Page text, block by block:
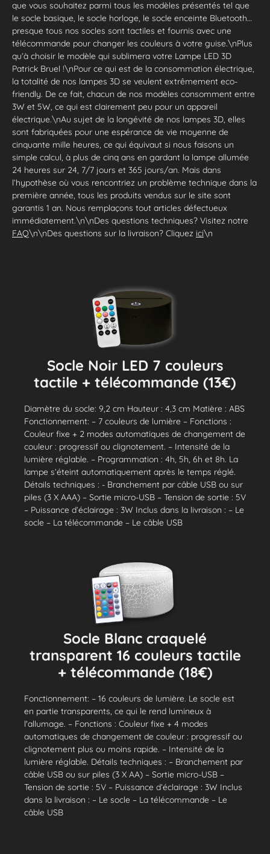
que vous souhaitez parmi tous les modèles présentés tel que
le socle basique, le socle horloge, le socle enceinte Bluetooth…
presque tous nos socles sont tactiles et fournis avec une
télécommande pour changer les couleurs à votre guise.\nPlus
qu’à choisir le modèle qui sublimera votre Lampe LED 3D
Patrick Bruel !\nPour ce qui est de la consommation électrique,
la totalité de nos lampes 3D se veulent extrêmement eco-
friendly. De ce fait, chacun de nos modèles consomment entre
3W et 5W, ce qui est clairement peu pour un appareil
électrique.\nAu sujet de la longévité de nos lampes 3D, elles
sont fabriquées pour une espérance de vie moyenne de
cinquante mille heures, ce qui équivaut si nous faisons un
simple calcul, à plus de cinq ans en gardant la lampe allumée
24 heures sur 24, 7/7 jours et 365 jours/an. Mais dans
l’hypothèse où vous rencontriez un problème technique dans la
première année, tous les produits vendus sur le site sont
garantis 1 an. Nous remplaçons tout articles défectueux
immédiatement.\n\nDes questions techniques? Visitez notre
FAQ\n\nDes questions sur la livraison? Cliquez ici\n
Socle Noir LED 7 couleurs
tactile + télécommande (13€)
Diamètre du socle: 9,2 cm Hauteur : 4,3 cm Matière : ABS
Fonctionnement: – 7 couleurs de lumière – Fonctions :
Couleur fixe + 2 modes automatiques de changement de
couleur : progressif ou clignotement. – Intensité de la
lumière réglable. – Programmation : 4h, 5h, 6h et 8h. La
lampe s’éteint automatiquement après le temps réglé.
Détails techniques : - Branchement par câble USB ou sur
piles (3 X AAA) – Sortie micro-USB – Tension de sortie : 5V
– Puissance d’éclairage : 3W Inclus dans la livraison : – Le
socle – La télécommande – Le câble USB
Socle Blanc craquelé
transparent 16 couleurs tactile
+ télécommande (18€)
Fonctionnement: – 16 couleurs de lumière. Le socle est
en partie transparents, ce qui le rend lumineux à
l'allumage. – Fonctions : Couleur fixe + 4 modes
automatiques de changement de couleur : progressif ou
clignotement plus ou moins rapide. – Intensité de la
lumière réglable. Détails techniques : – Branchement par
câble USB ou sur piles (3 X AA) – Sortie micro-USB –
Tension de sortie : 5V – Puissance d’éclairage : 3W Inclus
dans la livraison : – Le socle – La télécommande – Le
câble USB